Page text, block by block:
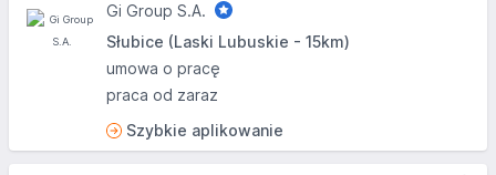
Gi Group S.A.
Słubice (Laski Lubuskie - 15km)
umowa o pracę
praca od zaraz
Szybkie aplikowanie